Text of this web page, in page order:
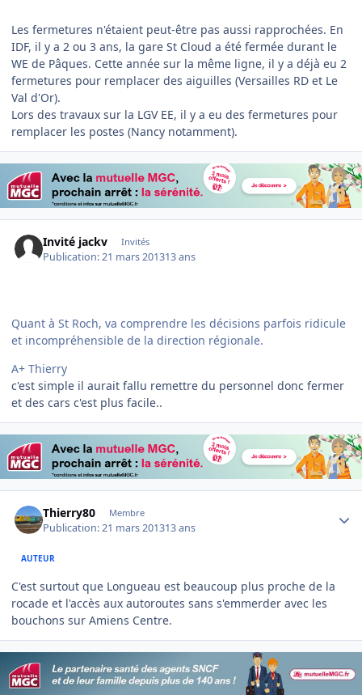
Les fermetures n'étaient peut-être pas aussi rapprochées. En
IDF, il y a 2 ou 3 ans, la gare St Cloud a été fermée durant le
WE de Pâques. Cette année sur la même ligne, il y a déjà eu 2
fermetures pour remplacer des aiguilles (Versailles RD et Le
Val d'Or).
Lors des travaux sur la LGV EE, il y a eu des fermetures pour
remplacer les postes (Nancy notamment).
Invité jackv Invités
Publication:21 mars 201313 ans
Quant à St Roch, va comprendre les décisions parfois ridicule
et incompréhensible de la direction régionale.
A+ Thierry
c'est simple il aurait fallu remettre du personnel donc fermer
et des cars c'est plus facile..
Thierry80 Membre
Publication:21 mars 201313 ans
AUTEUR
C'est surtout que Longueau est beaucoup plus proche de la
rocade et l'accès aux autoroutes sans s'emmerder avec les
bouchons sur Amiens Centre.